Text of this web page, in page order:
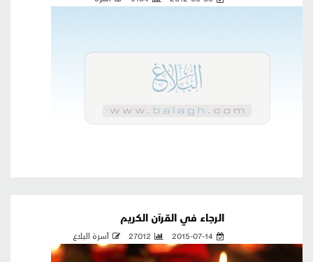
الرجاء في القرآن الكريم
2015-07-14
27012 أسرة البلاغ